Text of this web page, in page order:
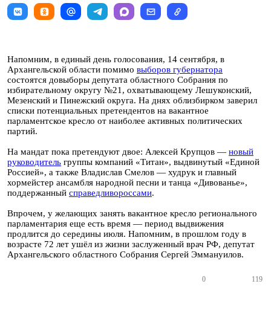
Напомним, в единый день голосования, 14 сентября, в
Архангельской области помимо выборов губернатора
состоятся довыборы депутата областного Собрания по
избирательному округу №21, охватывающему Лешуконский,
Мезенский и Пинежский округа. На днях облизбирком заверил
списки потенциальных претендентов на вакантное
парламентское кресло от наиболее активных политических
партий.
На мандат пока претендуют двое: Алексей Крупцов — новый
руководитель группы компаний «Титан», выдвинутый «Единой
Россией», а также Владислав Смелов — худрук и главный
хормейстер ансамбля народной песни и танца «Дивованье»,
поддержанный справедливороссами.
Впрочем, у желающих занять вакантное кресло регионального
парламентария еще есть время — период выдвижения
продлится до середины июля. Напомним, в прошлом году в
возрасте 72 лет ушёл из жизни заслуженный врач РФ, депутат
Архангельского областного Собрания Сергей Эммануилов.
0 119